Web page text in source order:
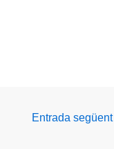
Entrada següent